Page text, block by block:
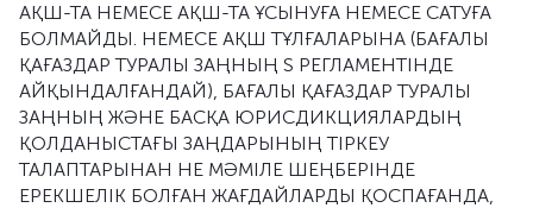
АҚШ-ТА НЕМЕСЕ АҚШ-ТА ҰСЫНУҒА НЕМЕСЕ САТУҒА
БОЛМАЙДЫ. НЕМЕСЕ АҚШ ТҰЛҒАЛАРЫНА (БАҒАЛЫ
ҚАҒАЗДАР ТУРАЛЫ ЗАҢНЫҢ S РЕГЛАМЕНТІНДЕ
АЙҚЫНДАЛҒАНДАЙ), БАҒАЛЫ ҚАҒАЗДАР ТУРАЛЫ
ЗАҢНЫҢ ЖӘНЕ БАСҚА ЮРИСДИКЦИЯЛАРДЫҢ
ҚОЛДАНЫСТАҒЫ ЗАҢДАРЫНЫҢ ТІРКЕУ
ТАЛАПТАРЫНАН НЕ МӘМІЛЕ ШЕҢБЕРІНДЕ
ЕРЕКШЕЛІК БОЛҒАН ЖАҒДАЙЛАРДЫ ҚОСПАҒАНДА,